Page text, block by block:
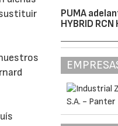
PUMA
HYBRID RCN